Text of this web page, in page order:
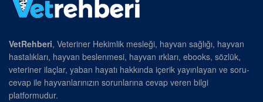
VetRehberi, Veteriner Hekimlik mesleği, hayvan sağlığı, hayvan
hastalıkları, hayvan beslenmesi, hayvan ırkları, ebooks, sözlük,
veteriner ilaçlar, yaban hayatı hakkında içerik yayınlayan ve soru-
cevap ile hayvanlarınızın sorunlarına cevap veren bilgi
platformudur.